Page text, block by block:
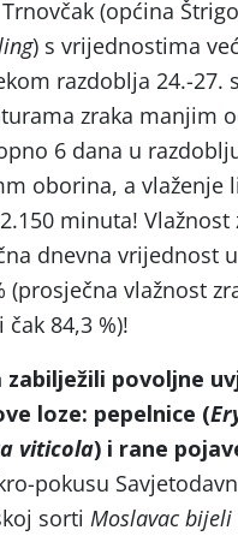
(općina
) s vrijednostima
razdoblja 24.-27.
zraka manjim
6 dana u
oborina, a vlaženje
minuta!
dnevna vrijednost
(prosječna vlažnost
84,3 %)!
povoljne
loze: pepelnice (
viticola) i rane
pokusu
sorti Moslavac bijeli